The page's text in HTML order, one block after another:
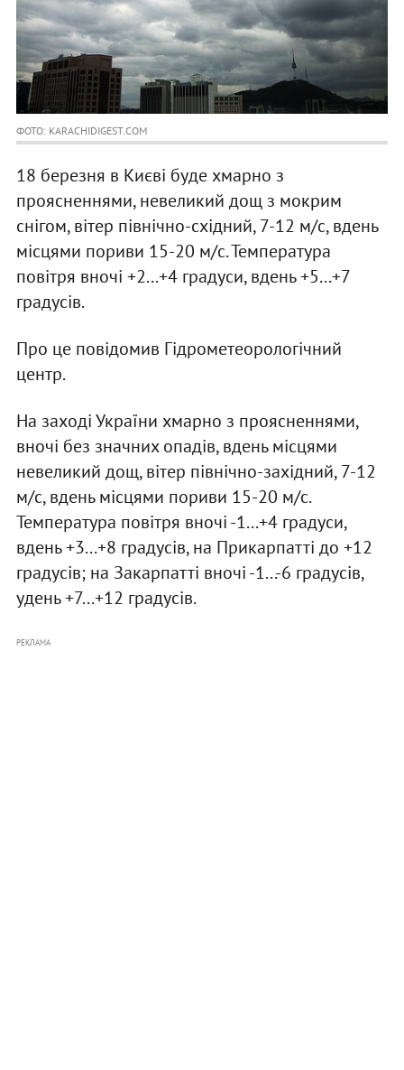
ФОТО: KARACHIDIGEST.COM
18 березня в Києві буде хмарно з
проясненнями, невеликий дощ з мокрим
снігом, вітер північно-східний, 7-12 м/с, вдень
місцями пориви 15-20 м/с. Температура
повітря вночі +2...+4 градуси, вдень +5...+7
градусів.
Про це повідомив Гідрометеорологічний
центр.
На заході України хмарно з проясненнями,
вночі без значних опадів, вдень місцями
невеликий дощ, вітер північно-західний, 7-12
м/с, вдень місцями пориви 15-20 м/с.
Температура повітря вночі -1...+4 градуси,
вдень +3...+8 градусів, на Прикарпатті до +12
градусів; на Закарпатті вночі -1...-6 градусів,
удень +7...+12 градусів.
РЕКЛАМА